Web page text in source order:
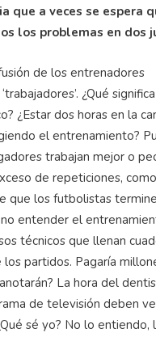
que a veces se espera
los problemas en dos
de los entrenadores
¿Qué
¿Estar dos horas en la
el entrenamiento?
trabajan mejor o
de repeticiones,
que los futbolistas
entender el
técnicos que llenan
partidos. Pagaría
La hora del
de televisión deben
sé yo? No lo entiendo,